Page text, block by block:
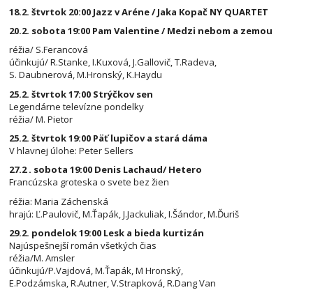
18.2. štvrtok 20:00 Jazz v Aréne / Jaka Kopač NY QUARTET
20.2. sobota 19:00 Pam Valentine / Medzi nebom a zemou
réžia/ S.Ferancová
účinkujú/ R.Stanke, I.Kuxová, J.Gallovič, T.Radeva,
S. Daubnerová, M.Hronský, K.Haydu
25.2. štvrtok 17:00 Strýčkov sen
Legendárne televízne pondelky
réžia/ M. Pietor
25.2. štvrtok 19:00 Päť lupičov a stará dáma
V hlavnej úlohe: Peter Sellers
27.2 . sobota 19:00 Denis Lachaud/ Hetero
Francúzska groteska o svete bez žien
réžia: Maria Záchenská
hrajú: Ľ.Paulovič, M.Ťapák, J.Jackuliak, I.Šándor, M.Ďuriš
29.2. pondelok 19:00 Lesk a bieda kurtizán
Najúspešnejší román všetkých čias
réžia/M. Amsler
účinkujú/P.Vajdová, M.Ťapák, M Hronský,
E.Podzámska, R.Autner, V.Strapková, R.Dang Van